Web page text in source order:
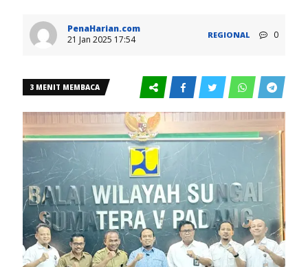
PenaHarian.com
21 Jan 2025 17:54
REGIONAL 0
3 MENIT MEMBACA